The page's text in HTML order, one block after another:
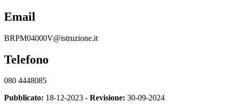
Email
BRPM04000V@istruzione.it
Telefono
080 4448085
Pubblicato: 18-12-2023 - Revisione: 30-09-2024